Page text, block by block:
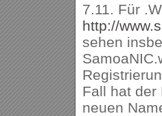
7.11. Für
http://
sehen
Fall hat der
neuen